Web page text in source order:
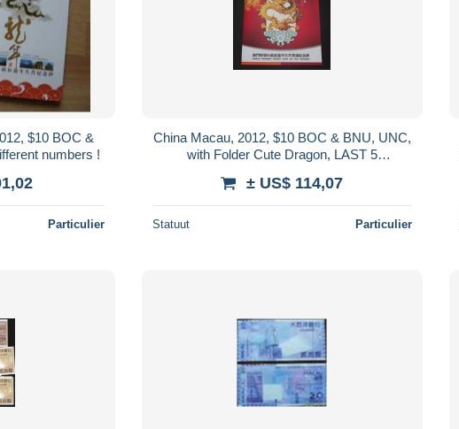
BOC &
numbers !
Particulier
China Macau, 2012, $10 BOC & BNU, UNC,
with Folder Cute Dragon, LAST 5
± US$ 114,07
Statuut Particulier